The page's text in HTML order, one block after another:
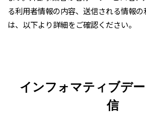
る利用者情報の内容、送信される情報
は、以下より詳細をご確認ください。